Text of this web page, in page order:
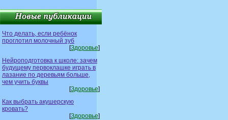
Что делать, если ребёнок
проглотил молочный зуб
[Здоровье]
Нейроподготовка к школе: зачем
будущему первоклашке играть в
лазание по деревьям больше,
чем учить буквы
[Здоровье]
Как выбрать акушерскую
кровать?
[Здоровье]